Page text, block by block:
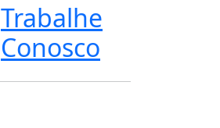
Trabalhe
Conosco